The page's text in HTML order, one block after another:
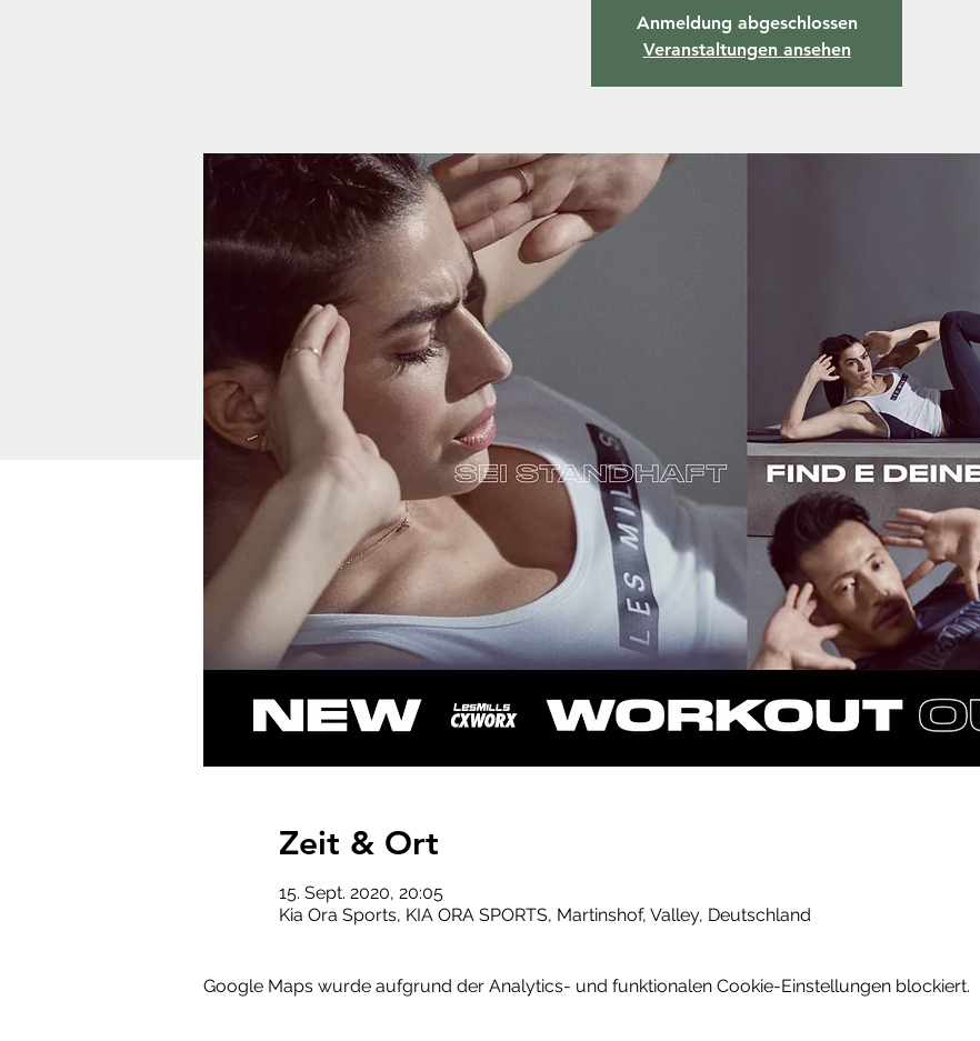
Anmeldung abgeschlossen
Veranstaltungen ansehen
Zeit & Ort
15. Sept. 2020, 20:05
Kia Ora Sports, KIA ORA SPORTS, Martinshof, Valley, Deutschland
Google Maps wurde aufgrund der Analytics- und funktionalen Cookie-Einstellungen blockiert.